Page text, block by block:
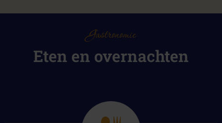
Gastronomie
Eten en overnachten